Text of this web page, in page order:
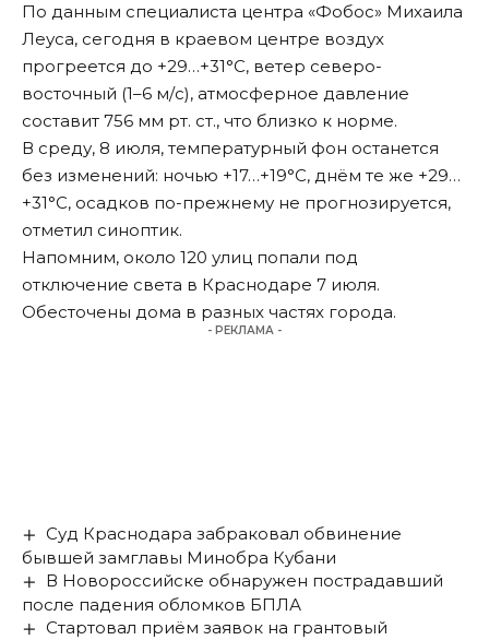
По данным специалиста центра «Фобос» Михаила
Леуса, сегодня в краевом центре воздух
прогреется до +29…+31°С, ветер северо-
восточный (1–6 м/с), атмосферное давление
составит 756 мм рт. ст., что близко к норме.
В среду, 8 июля, температурный фон останется
без изменений: ночью +17…+19°С, днём те же +29…
+31°С, осадков по-прежнему не прогнозируется,
отметил синоптик.
Напомним, около 120 улиц попали под
отключение света в Краснодаре 7 июля.
Обесточены дома в разных частях города.
- РЕКЛАМА -
Суд Краснодара забраковал обвинение
бывшей замглавы Минобра Кубани
В Новороссийске обнаружен пострадавший
после падения обломков БПЛА
Стартовал приём заявок на грантовый